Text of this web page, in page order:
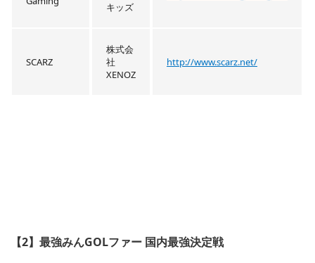
キッズ
SCARZ
株式会
社
XENOZ
http://www.scarz.net/
【2】最強みんGOLファー 国内最強決定戦